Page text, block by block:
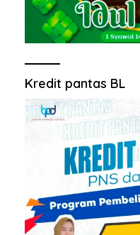
Kredit pantas BL